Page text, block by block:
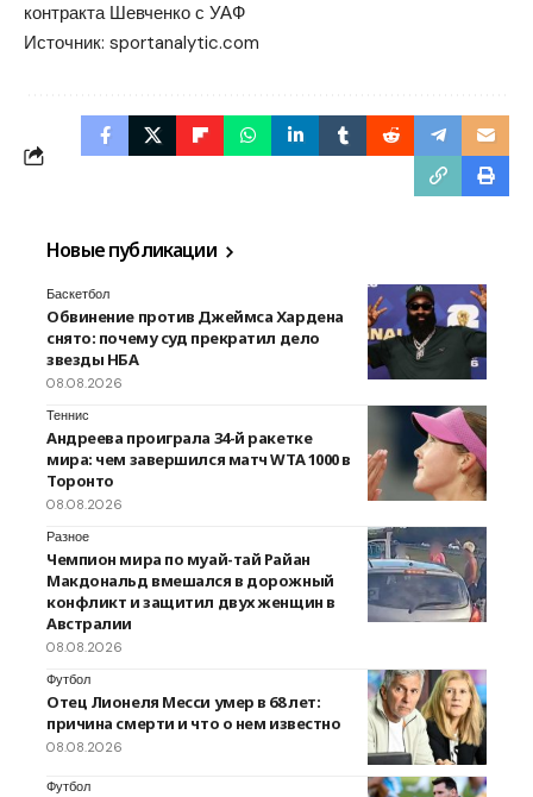
контракта Шевченко с УАФ
Источник: sportanalytic.com
Новые публикации
Баскетбол
Обвинение против Джеймса Хардена
снято: почему суд прекратил дело
звезды НБА
08.08.2026
Теннис
Андреева проиграла 34-й ракетке
мира: чем завершился матч WTA 1000 в
Торонто
08.08.2026
Разное
Чемпион мира по муай-тай Райан
Макдональд вмешался в дорожный
конфликт и защитил двух женщин в
Австралии
08.08.2026
Футбол
Отец Лионеля Месси умер в 68 лет:
причина смерти и что о нем известно
08.08.2026
Футбол